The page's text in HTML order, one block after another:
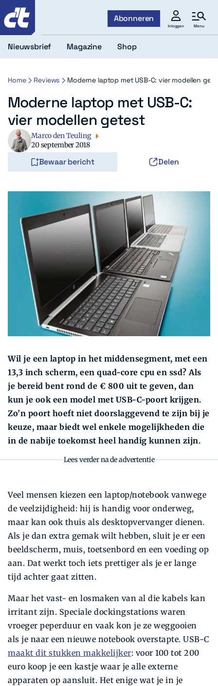
Abonneren
Inloggen Menu
Zoeken
Nieuwsbrief Magazine Shop
Home Reviews Moderne laptop met USB-C: vier modellen
Moderne laptop met USB-C:
vier modellen getest
Marco den Teuling
20 september 2018
Bewaar bericht Delen
Wil je een laptop in het middensegment, met een
13,3 inch scherm, een quad-core cpu en ssd? Als
je bereid bent rond de € 800 uit te geven, dan
kun je ook een model met USB-C-poort krijgen.
Zo’n poort hoeft niet doorslaggevend te zijn bij je
keuze, maar biedt wel enkele mogelijkheden die
in de nabije toekomst heel handig kunnen zijn.
Lees verder na de advertentie
Veel mensen kiezen een laptop/notebook vanwege
de veelzijdigheid: hij is handig voor onderweg,
maar kan ook thuis als desktopvervanger dienen.
Als je dan extra gemak wilt hebben, sluit je er een
beeldscherm, muis, toetsenbord en een voeding op
aan. Dat werkt toch iets prettiger als je er lange
tijd achter gaat zitten.
Maar het vast- en losmaken van al die kabels kan
irritant zijn. Speciale dockingstations waren
vroeger peperduur en vaak kon je ze weggooien
als je naar een nieuwe notebook overstapte. USB-C
maakt dit stukken makkelijker: voor 100 tot 200
euro koop je een kastje waar je alle externe
apparaten op aansluit. Het enige wat je in je